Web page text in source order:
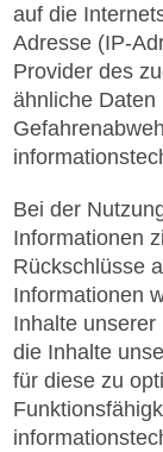
auf die
Adresse (IP-
Provider des
ähnliche Daten
Bei der
Informationen
Rückschlüsse
Informationen
Inhalte
die Inhalte
für diese zu